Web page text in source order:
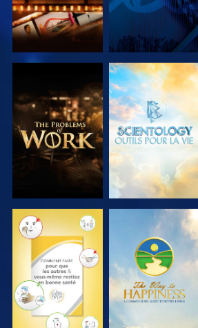
DÉCOUVRIR
LES SÉRIES
DÉCOUVRIR
LES SÉRIES
REGARDER REGARDER